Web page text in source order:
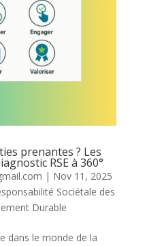
prenantes ? Les
RSE à 360°
| Nov 11, 2025
Sociétale des
Durable
dans le monde de la